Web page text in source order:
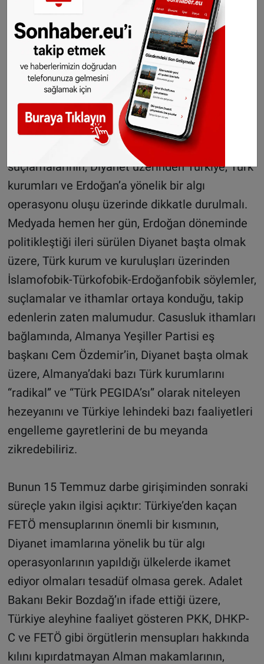
Diyanet Vakfı’na bağlı Avrupa’daki kurumları
“Casus ağı kurmak ve kitleleri mobilize etmek”
ile suçlayan Avusturya Yeşiller Partisi Güvenlik
Sözcüsü Peter Pilz’den geldi. Bu suçlamasıyla
Pilz, genelde yapıldığı üzere, Diyanet’e bağlı bu
kurumlar üzerinden Türkiye’yi, Cumhurbaşkanı
Erdoğan’ı ve Türk kurumlarını doğrudan hedef
aldı. Dolayısıyla imamlara yönelik casusluk
suçlamalarının, Diyanet üzerinden Türkiye, Türk
kurumları ve Erdoğan’a yönelik bir algı
operasyonu oluşu üzerinde dikkatle durulmalı.
Medyada hemen her gün, Erdoğan döneminde
politikleştiği ileri sürülen Diyanet başta olmak
üzere, Türk kurum ve kuruluşları üzerinden
İslamofobik-Türkofobik-Erdoğanfobik söylemler,
suçlamalar ve ithamlar ortaya konduğu, takip
edenlerin zaten malumudur. Casusluk ithamları
bağlamında, Almanya Yeşiller Partisi eş
başkanı Cem Özdemir’in, Diyanet başta olmak
üzere, Almanya’daki bazı Türk kurumlarını
“radikal” ve “Türk PEGIDA’sı” olarak niteleyen
hezeyanını ve Türkiye lehindeki bazı faaliyetleri
engelleme gayretlerini de bu meyanda
zikredebiliriz.
Bunun 15 Temmuz darbe girişiminden sonraki
süreçle yakın ilgisi açıktır: Türkiye’den kaçan
FETÖ mensuplarının önemli bir kısmının,
Diyanet imamlarına yönelik bu tür algı
operasyonlarının yapıldığı ülkelerde ikamet
ediyor olmaları tesadüf olmasa gerek. Adalet
Bakanı Bekir Bozdağ’ın ifade ettiği üzere,
Türkiye aleyhine faaliyet gösteren PKK, DHKP-
C ve FETÖ gibi örgütlerin mensupları hakkında
kılını kıpırdatmayan Alman makamlarının,